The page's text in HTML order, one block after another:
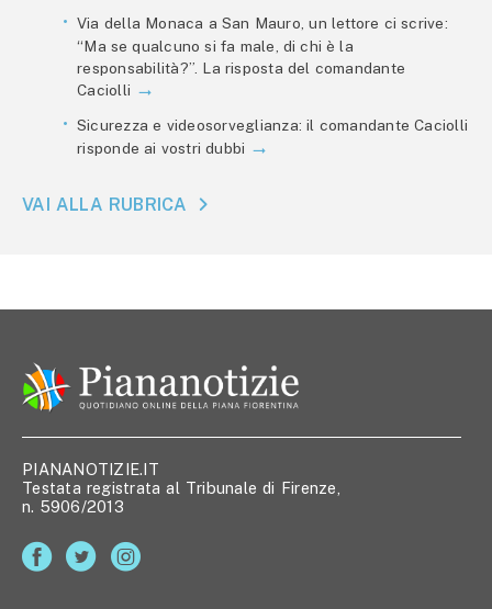
Via della Monaca a San Mauro, un lettore ci scrive:
“Ma se qualcuno si fa male, di chi è la
responsabilità?”. La risposta del comandante
Caciolli
Sicurezza e videosorveglianza: il comandante Caciolli
risponde ai vostri dubbi
VAI ALLA RUBRICA
PIANANOTIZIE.IT
Testata registrata al Tribunale di Firenze,
n. 5906/2013